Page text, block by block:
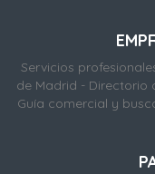
Servicios
de Madrid - Directorio
Guía comercial y